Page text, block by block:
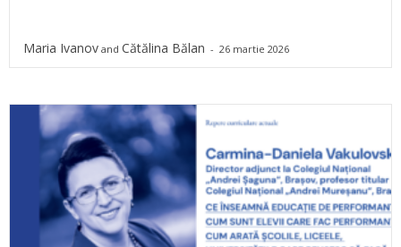
Maria Ivanov and Cătălina Bălan - 26 martie 2026